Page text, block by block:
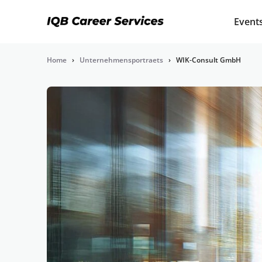
Home › Unternehmensportraets › WIK-Consult GmbH